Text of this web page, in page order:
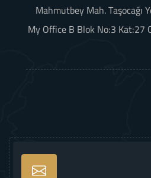
Mahmutbey Mah. Taşocağı
My Office B Blok No:3 Kat:27